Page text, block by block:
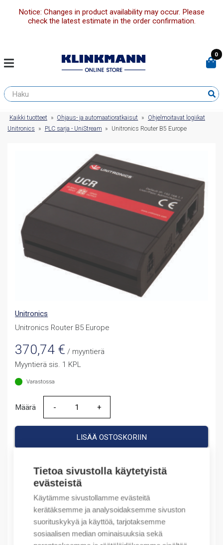
Tietoa sivustolla käytetyistä
evästeistä
Käytämme sivustollamme evästeitä
kerätäksemme ja analysoidaksemme sivuston
suorituskykyä ja käyttöä, tarjotaksemme
sosiaalisen median ominaisuuksia sekä
Notice: Changes in product availability may occur. Please
check the latest estimate in the order confirmation.
0
Kaikki tuotteet » Ohjaus- ja automaatioratkaisut »
Ohjelmoitavat logiikat
Unitronics
» PLC sarja - UniStream » Unitronics Router B5 Europe
Unitronics
Unitronics Router B5 Europe
370,74 € / myyntierä
Myyntierä sis. 1 KPL
Varastossa
Määrä
Määrä
LISÄÄ OSTOSKORIIN
Tuotekoodit
Tilauskoodi: UCRSTB5EU
Product order number: UCRSTB5EU
Valmistajan tuotenumero: UCR-ST-B5-EU
Tuotteen tullikoodi: 85176200